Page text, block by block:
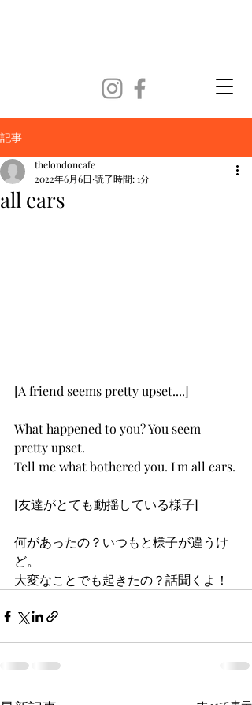
記事
all ears
thelondoncafe
2022年6月6日 読了時間: 1分
[A friend seems pretty upset....]
What happened to you? You seem
pretty upset.
Tell me what bothered you. I'm all ears.
[友達がとても動揺している様子]
何があったの？いつもと様子が違うけ
ど。
大変なことでも起きたの？話聞くよ！